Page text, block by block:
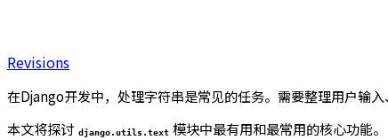
Revisions
在Django开发中，处理字符串是常见的任务。需要整理用户输入
本文将探讨 django.utils.text 模块中最有用和最常用的核心功能。